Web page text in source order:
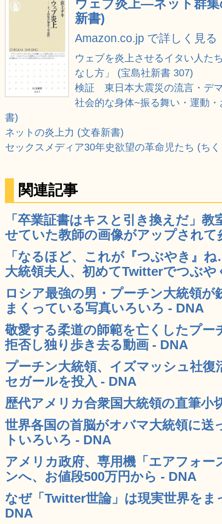
ウェブ炎上―ネット群
新書)
Amazon.co.jp で詳しく見る
ウェブを炎上させるイタい人た
なし方」 (宝島社新書 307)
検証 東日本大震災の流言・デ
社会的な身体~振る舞い・運動
書)
ネットの炎上力 (文春新書)
セックスメディア30年史欲望の革命児たち (ち
関連記事
「卒業証書はキスと引き換えだ」
せていた教師の画像がアップされて
「なるほど、これが『つぶやき』
大統領夫人、初めてTwitterでつぶや
ロシア最強の男・プーチン大統領
まくっている写真いろいろ - DNA
敬愛する柔道の師範を亡くしたプー
拒否し独り歩き去る動画 - DNA
プーチン大統領、イズマッシュ社
セガールを投入 - DNA
歴代アメリカ合衆国大統領の直筆小
世界各国の首脳がオバマ大統領に送
トいろいろ - DNA
アメリカ政府、専用機「エアフォー
ンへ、お値段500万円から - DNA
なぜ「Twitter世論」は現実世界を
DNA